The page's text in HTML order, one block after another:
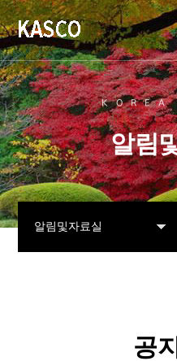
알림
알림및자료실
공